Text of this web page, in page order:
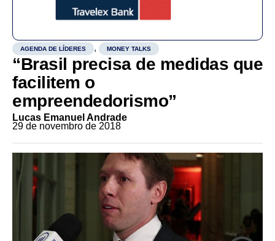
AGENDA DE LÍDERES , MONEY TALKS
“Brasil precisa de medidas que
facilitem o
empreendedorismo”
Lucas Emanuel Andrade
29 de novembro de 2018